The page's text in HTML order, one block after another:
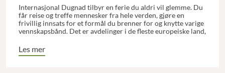
Internasjonal Dugnad tilbyr en ferie du aldri vil glemme. Du
får reise og treffe mennesker fra hele verden, gjøre en
frivillig innsats for et formål du brenner for og knytte varige
vennskapsbånd. Det er avdelinger i de fleste europeiske land,
Les mer